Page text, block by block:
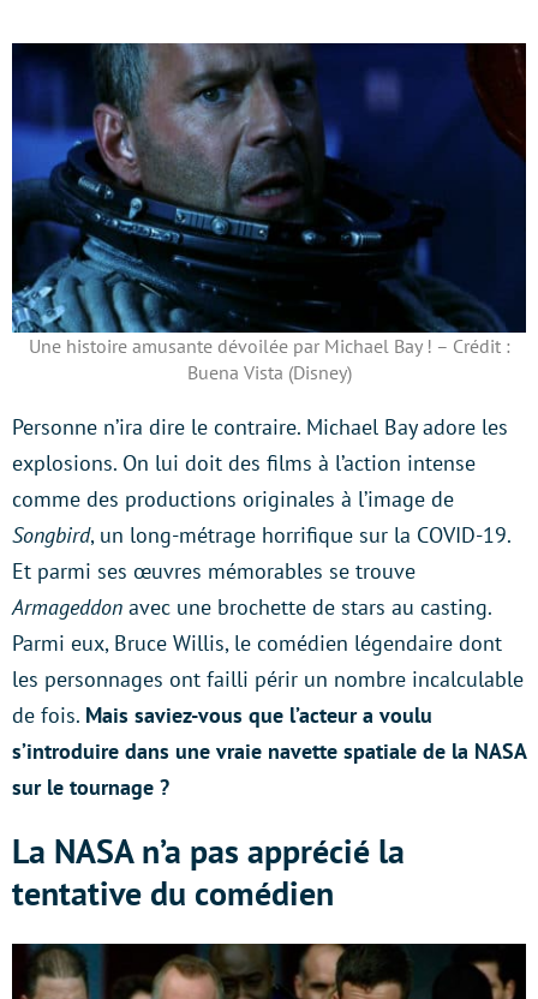
Une histoire amusante dévoilée par Michael Bay ! – Crédit :
Buena Vista (Disney)
Personne n’ira dire le contraire. Michael Bay adore les
explosions. On lui doit des films à l’action intense
comme des productions originales à l’image de
Songbird, un long-métrage horrifique sur la COVID-19.
Et parmi ses œuvres mémorables se trouve
Armageddon avec une brochette de stars au casting.
Parmi eux, Bruce Willis, le comédien légendaire dont
les personnages ont failli périr un nombre incalculable
de fois. Mais saviez-vous que l’acteur a voulu
s’introduire dans une vraie navette spatiale de la NASA
sur le tournage ?
La NASA n’a pas apprécié la
tentative du comédien